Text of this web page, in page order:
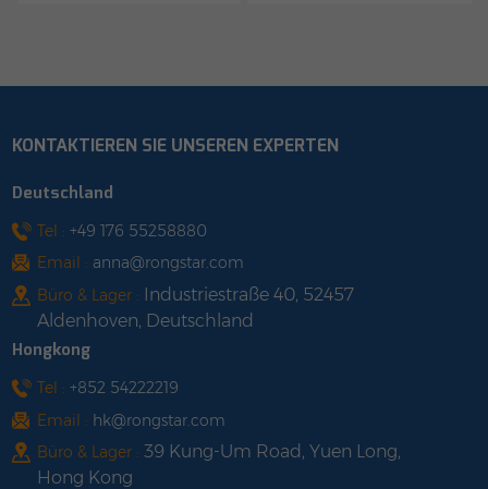
cable connection
upgrade Certifications:
FCC, UN38.3 + PI965
shop with us
KONTAKTIEREN SIE UNSEREN EXPERTEN
Deutschland
Tel : +49 176 55258880
Email : anna@rongstar.com
Büro & Lager : Industriestraße 40, 52457
Aldenhoven, Deutschland
Hongkong
Tel : +852 54222219
Email : hk@rongstar.com
Büro & Lager : 39 Kung-Um Road, Yuen Long,
Hong Kong